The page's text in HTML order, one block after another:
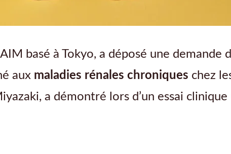
basé à Tokyo, a déposé une demande
aux maladies rénales chroniques chez
a démontré lors d’un essai